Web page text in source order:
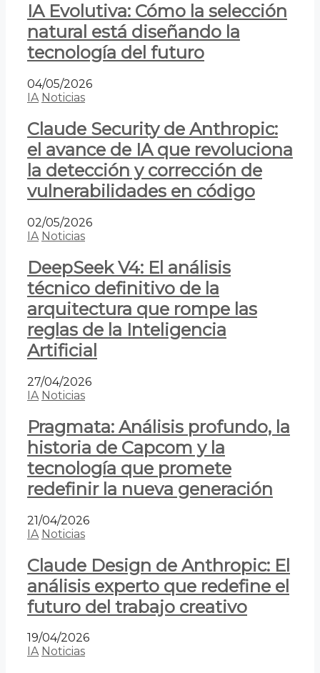
IA Evolutiva: Cómo la selección
natural está diseñando la
tecnología del futuro
04/05/2026
IA Noticias
Claude Security de Anthropic:
el avance de IA que revoluciona
la detección y corrección de
vulnerabilidades en código
02/05/2026
IA Noticias
DeepSeek V4: El análisis
técnico definitivo de la
arquitectura que rompe las
reglas de la Inteligencia
Artificial
27/04/2026
IA Noticias
Pragmata: Análisis profundo, la
historia de Capcom y la
tecnología que promete
redefinir la nueva generación
21/04/2026
IA Noticias
Claude Design de Anthropic: El
análisis experto que redefine el
futuro del trabajo creativo
19/04/2026
IA Noticias